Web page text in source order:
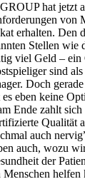
hat jetzt
erhalten. Den
Stellen wie
viel Geld – ein
sind
Doch
eben keine
Ende zahlt
Qualität
auch
auch, wozu
der
Menschen